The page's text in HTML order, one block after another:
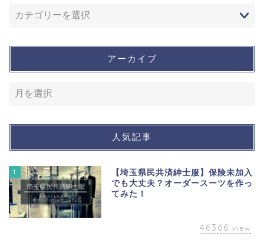
アーカイブ
人気記事
1
【埼玉県民共済紳士服】保険未加入
でも大丈夫？オーダースーツを作っ
てみた！
46366 view